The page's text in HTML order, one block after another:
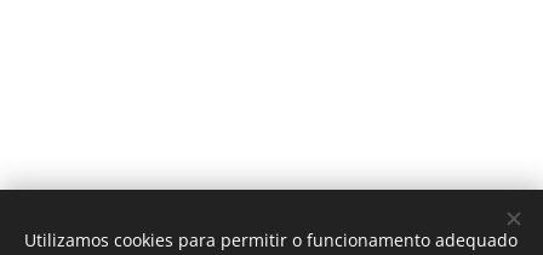
Utilizamos cookies para permitir o funcionamento adequado